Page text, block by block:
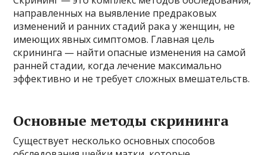
направленных на выявление предраковых
изменений и ранних стадий рака у женщин, не
имеющих явных симптомов. Главная цель
скрининга — найти опасные изменения на самой
ранней стадии, когда лечение максимально
эффективно и не требует сложных вмешательств.
Основные методы скрининга
Существует несколько основных способов